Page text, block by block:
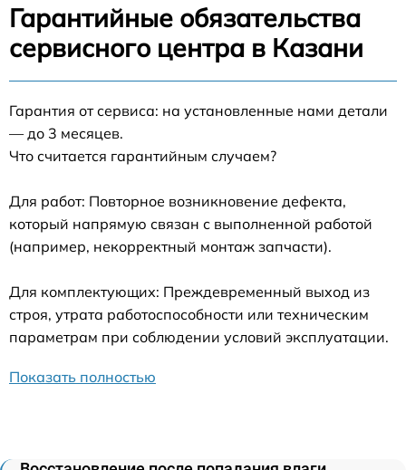
Гарантийные обязательства
сервисного центра в Казани
Гарантия от сервиса: на установленные нами детали
— до 3 месяцев.
Что считается гарантийным случаем?
Для работ: Повторное возникновение дефекта,
который напрямую связан с выполненной работой
(например, некорректный монтаж запчасти).
Для комплектующих: Преждевременный выход из
строя, утрата работоспособности или техническим
параметрам при соблюдении условий эксплуатации.
Показать полностью